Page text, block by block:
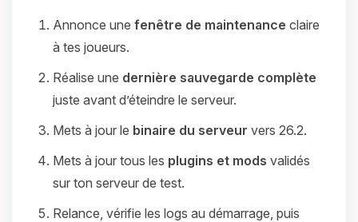
Annonce une fenêtre de maintenance claire
à tes joueurs.
Réalise une dernière sauvegarde complète
juste avant d’éteindre le serveur.
Mets à jour le binaire du serveur vers 26.2.
Mets à jour tous les plugins et mods validés
sur ton serveur de test.
Relance, vérifie les logs au démarrage, puis